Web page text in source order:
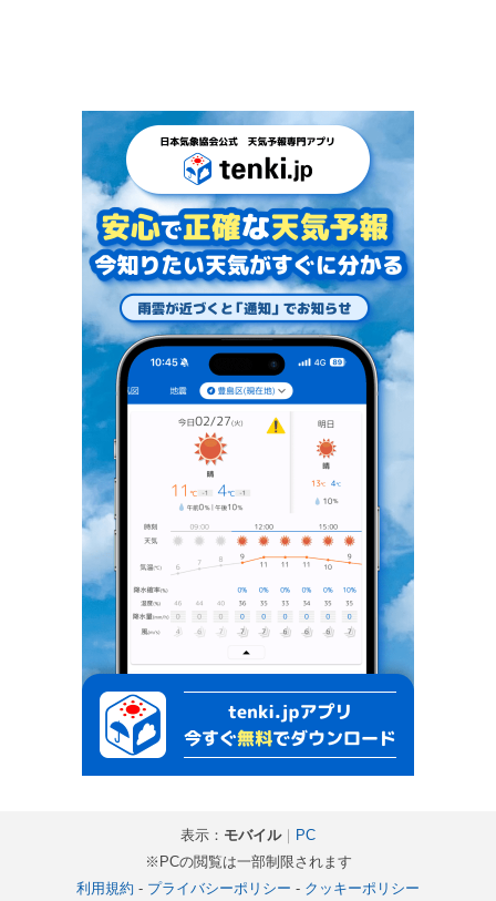
表示： モバイル｜ PC
※PCの閲覧は一部制限されます
利用規約 - プライバシーポリシー - クッキーポリシー